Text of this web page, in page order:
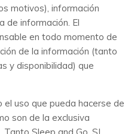
motivos), información
de información. El
en todo momento de
de la información (tanto
y disponibilidad) que
uso que pueda hacerse de
son de la exclusiva
Sleep and Go, SL